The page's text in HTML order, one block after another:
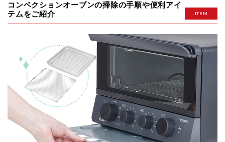
コンベクションオーブンの掃除の手順や便利アイ
テムをご紹介
ITEM